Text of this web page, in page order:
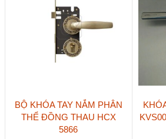
BỘ KHÓA TAY NẮM PHÂN
THỂ ĐỒNG THAU HCX
5866